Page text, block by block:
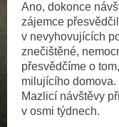
Ano, dokonce
zájemce
v nevyhovujících
znečištěné,
přesvědčíme o
milujícího domova.
Mazlicí návštěvy
v osmi týdnech.